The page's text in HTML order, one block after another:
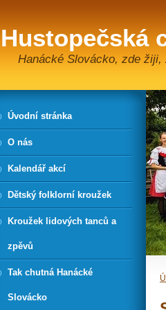
Hustopečská
Hanácké Slovácko, zde žiji,
Úvodní stránka
O nás
Kalendář akcí
Dětský folklorní kroužek
Kroužek lidových tanců a
zpěvů
Tak chutná Hanácké
Slovácko